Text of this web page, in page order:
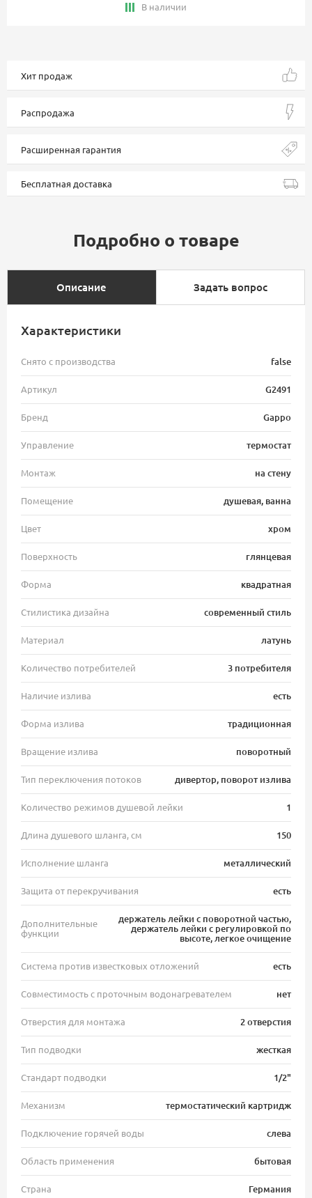
В наличии
Хит продаж
Распродажа
Расширенная гарантия
Бесплатная доставка
Подробно о товаре
Описание Задать вопрос
Характеристики
Снято с производства false
Артикул G2491
Бренд Gappo
Управление термостат
Монтаж на стену
Помещение душевая, ванна
Цвет хром
Поверхность глянцевая
Форма квадратная
Стилистика дизайна современный стиль
Материал латунь
Количество потребителей 3 потребителя
Наличие излива есть
Форма излива традиционная
Вращение излива поворотный
Тип переключения потоков дивертор, поворот излива
Количество режимов душевой лейки 1
Длина душевого шланга, см 150
Исполнение шланга металлический
Защита от перекручивания есть
Дополнительные
функции
держатель лейки с поворотной частью,
держатель лейки с регулировкой по
высоте, легкое очищение
Система против известковых отложений есть
Совместимость с проточным водонагревателем нет
Отверстия для монтажа 2 отверстия
Тип подводки жесткая
Стандарт подводки 1/2"
Механизм термостатический картридж
Подключение горячей воды слева
Область применения бытовая
Страна Германия